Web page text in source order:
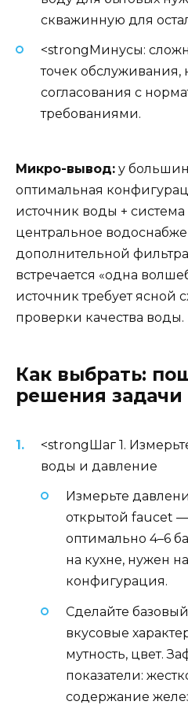
скважинную для
<strongМинусы:
точек обслуживания,
согласования с
требованиями.
Микро-вывод: у
оптимальная
источник воды +
центральное
дополнительной
встречается «одна
источник требует ясной
проверки качества воды.
Как выбрать:
решения задачи
<strongШаг 1.
воды и давление
Измерьте
открытой faucet
оптимально 4–6
на кухне, нужен
конфигурация.
Сделайте
вкусовые
мутность, цвет.
показатели:
содержание